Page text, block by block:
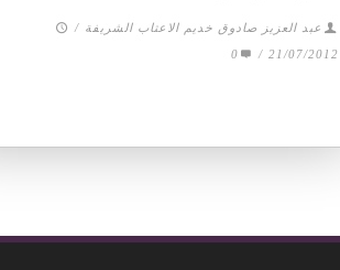
عبد العزيز صادوق خديم الاعتاب الشريفة /
21/07/2012
/
0